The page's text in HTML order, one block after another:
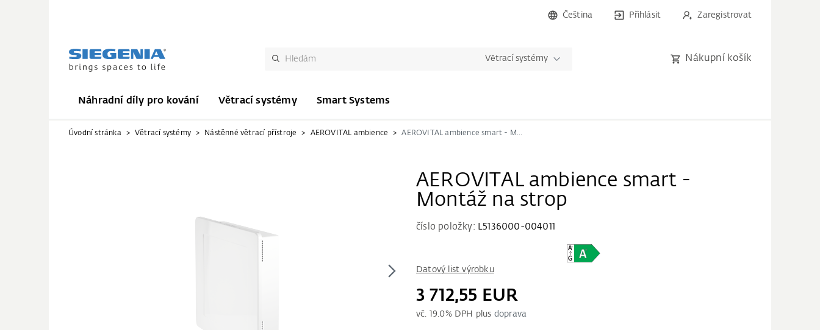
Čeština Přihlásit Zaregistrovat
Větrací systémy Nákupní košík
Náhradní díly pro kování Větrací systémy Smart Systems
Úvodní stránka Větrací systémy Nástěnné větrací přístroje AEROVITAL ambience AEROVITAL ambience smart - Montáž na strop
AEROVITAL ambience smart -
Montáž na strop
číslo položky: L5136000-004011
Datový list výrobku
3 712,55 EUR
vč. 19.0% DPH plus doprava